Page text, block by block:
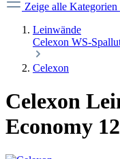
Zeige alle Kategorien
Leinwände
Celexon WS-
Celexon
Celexon
Economy